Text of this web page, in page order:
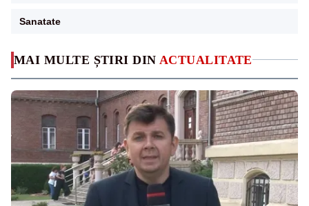
MAI MULTE ȘTIRI DIN ACTUALITATE
Sanatate